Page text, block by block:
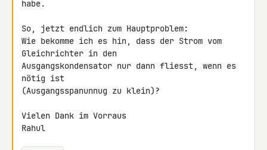
habe.
So, jetzt endlich zum Hauptproblem:
Wie bekomme ich es hin, dass der Strom vom
Gleichrichter in den
Ausgangskondensator nur dann fliesst, wenn es
nötig ist
(Ausgangsspanunnug zu klein)?
Vielen Dank im Vorraus
Rahul